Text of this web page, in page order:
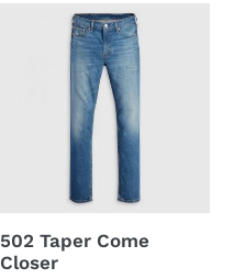
502 Taper Come
Closer